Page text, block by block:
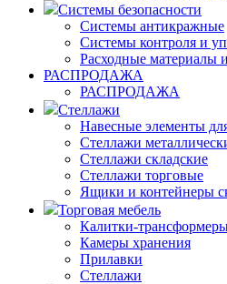
Системы безопасности
Системы антикражные
Системы контроля и
Расходные материалы
РАСПРОДАЖА
РАСПРОДАЖА
Стеллажи
Навесные элементы
Стеллажи
Стеллажи складские
Стеллажи торговые
Ящики и контейнеры
Торговая мебель
Калитки-
Камеры хранения
Прилавки
Стеллажи